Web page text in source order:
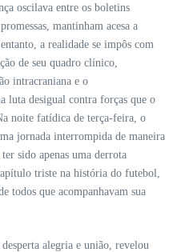
oscilava entre os boletins
mantinham acesa a
a realidade se impôs com
de seu quadro clínico,
intracraniana e o
luta desigual contra forças que o
noite fatídica de terça-feira, o
jornada interrompida de maneira
sido apenas uma derrota
triste na história do futebol,
todos que acompanhavam sua
alegria e união, revelou